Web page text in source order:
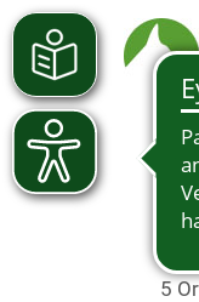
5